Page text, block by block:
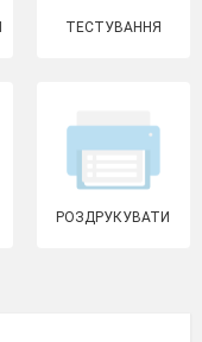
ТЕСТУВАННЯ
РОЗДРУКУВАТИ